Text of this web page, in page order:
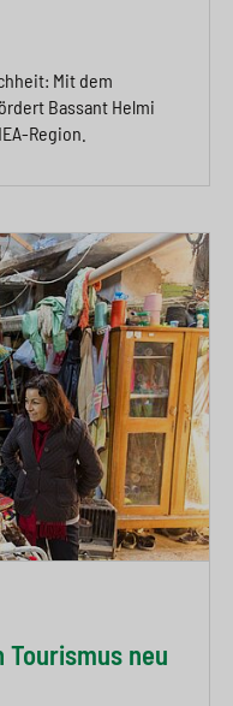
Mit dem
Bassant Helmi
Region.
neu